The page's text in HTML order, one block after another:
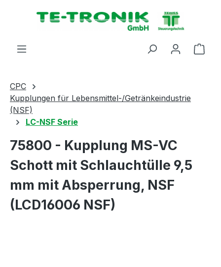
springen
CPC
Kupplungen für Lebensmittel-/Getränkeindustrie
(NSF)
LC-NSF Serie
75800 - Kupplung MS-VC
Schott mit Schlauchtülle 9,5
mm mit Absperrung, NSF
(LCD16006 NSF)